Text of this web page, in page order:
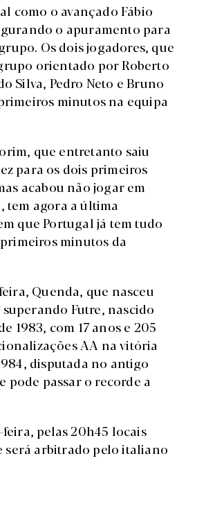
como o avançado Fábio
o apuramento para
Os dois jogadores, que
orientado por Roberto
Silva, Pedro Neto e Bruno
minutos na equipa
que entretanto saiu
para os dois primeiros
acabou não jogar em
tem agora a última
que Portugal já tem tudo
minutos da
Quenda, que nasceu
superando Futre, nascido
1983, com 17 anos e 205
AA na vitória
disputada no antigo
pode passar o recorde a
pelas 20h45 locais
será arbitrado pelo italiano